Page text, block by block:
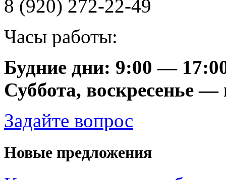
8 (920) 272-22-49
Часы работы:
Будние дни: 9:00 —
Суббота, воскресенье
Задайте вопрос
Новые предложения